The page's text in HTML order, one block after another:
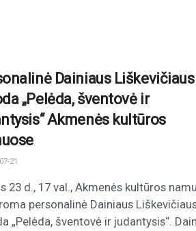
Dainiaus Liškevičiaus
„Pelėda, šventovė ir
Akmenės kultūros
21
23 d., 17 val., Akmenės kultūros
personalinė Dainiaus
„Pelėda, šventovė ir judantysis“.